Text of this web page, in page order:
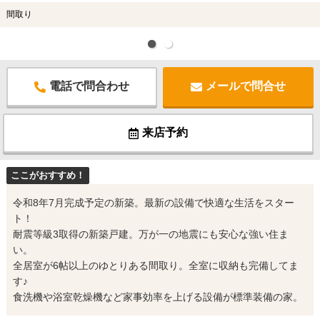
間取り
電話で問合わせ メールで問合せ
来店予約
ここがおすすめ！
令和8年7月完成予定の新築。最新の設備で快適な生活をスター
ト！
耐震等級3取得の新築戸建。万が一の地震にも安心な強い住ま
い。
全居室が6帖以上のゆとりある間取り。全室に収納も完備してま
す♪
食洗機や浴室乾燥機など家事効率を上げる設備が標準装備の家。